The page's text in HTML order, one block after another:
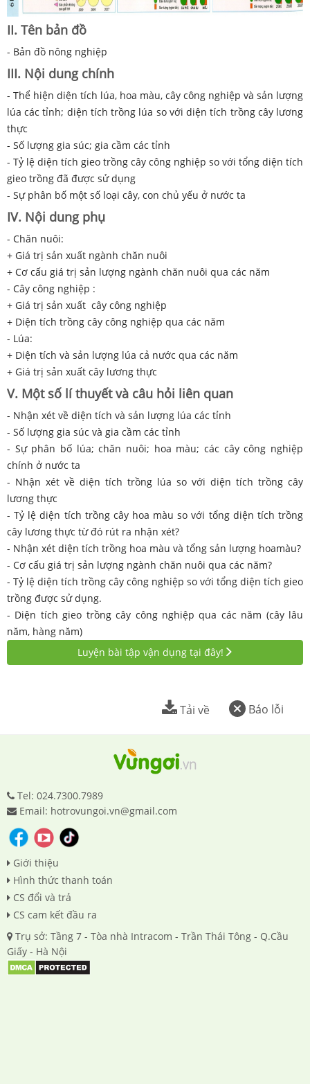
II. Tên bản đồ
- Bản đồ nông nghiệp
III. Nội dung chính
- Thể hiện diện tích lúa, hoa màu, cây công nghiệp và sản lượng
lúa các tỉnh; diện tích trồng lúa so với diện tích trồng cây lương
thực
- Số lượng gia súc; gia cầm các tỉnh
- Tỷ lệ diện tích gieo trồng cây công nghiệp so với tổng diện tích
gieo trồng đã được sử dụng
- Sự phân bố một số loại cây, con chủ yếu ở nước ta
IV. Nội dung phụ
- Chăn nuôi:
+ Giá trị sản xuất ngành chăn nuôi
+ Cơ cấu giá trị sản lượng ngành chăn nuôi qua các năm
- Cây công nghiệp :
+ Giá trị sản xuất cây công nghiệp
+ Diện tích trồng cây công nghiệp qua các năm
- Lúa:
+ Diện tích và sản lượng lúa cả nước qua các năm
+ Giá trị sản xuất cây lương thực
V. Một số lí thuyết và câu hỏi liên quan
- Nhận xét về diện tích và sản lượng lúa các tỉnh
- Số lượng gia súc và gia cầm các tỉnh
- Sự phân bố lúa; chăn nuôi; hoa màu; các cây công nghiệp
chính ở nước ta
- Nhận xét về diện tích trồng lúa so với diện tích trồng cây
lương thực
- Tỷ lệ diện tích trồng cây hoa màu so với tổng diện tích trồng
cây lương thực từ đó rút ra nhận xét?
- Nhận xét diện tích trồng hoa màu và tổng sản lượng hoamàu?
- Cơ cấu giá trị sản lượng ngành chăn nuôi qua các năm?
- Tỷ lệ diện tích trồng cây công nghiệp so với tổng diện tích gieo
trồng được sử dụng.
- Diện tích gieo trồng cây công nghiệp qua các năm (cây lâu
năm, hàng năm)
Luyện bài tập vận dụng tại đây!
Báo lỗi
Tải về
Tel: 024.7300.7989
Email: hotrovungoi.vn@gmail.com
Giới thiệu
Hình thức thanh toán
CS đổi và trả
CS cam kết đầu ra
Trụ sở: Tầng 7 - Tòa nhà Intracom - Trần Thái Tông - Q.Cầu
Giấy - Hà Nội